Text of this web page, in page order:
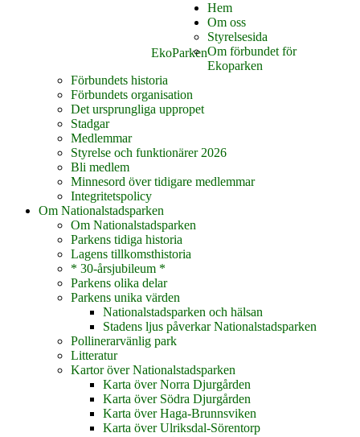
EkoParken
Hem
Om oss
Styrelsesida
Om förbundet för
Ekoparken
Förbundets historia
Förbundets organisation
Det ursprungliga uppropet
Stadgar
Medlemmar
Styrelse och funktionärer 2026
Bli medlem
Minnesord över tidigare medlemmar
Integritetspolicy
Om Nationalstadsparken
Om Nationalstadsparken
Parkens tidiga historia
Lagens tillkomsthistoria
* 30-årsjubileum *
Parkens olika delar
Parkens unika värden
Nationalstadsparken och hälsan
Stadens ljus påverkar Nationalstadsparken
Pollinerarvänlig park
Litteratur
Kartor över Nationalstadsparken
Karta över Norra Djurgården
Karta över Södra Djurgården
Karta över Haga-Brunnsviken
Karta över Ulriksdal-Sörentorp